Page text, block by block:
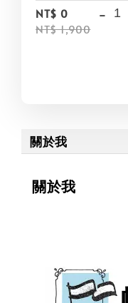
NT$ 0
NT$ 1,900
-
關於我
關於我